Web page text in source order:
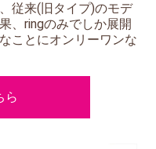
従来(旧タイプ)のモデ
、ringのみでしか展開
ことにオンリーワンな
ら